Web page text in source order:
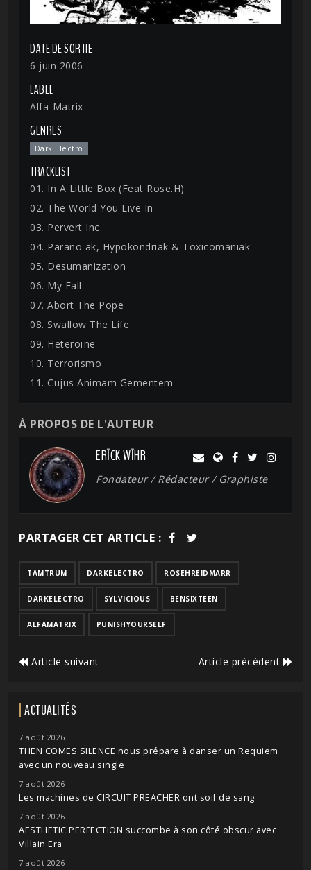
DATE DE SORTIE
6 juin 2006
LABEL
Alfa-Matrix
GENRES
Dark Electro
TRACKLIST
01. In A Little Box (Feat Rose.H)
02. The World You Live In
03. Pervert Inc.
04. Paranoïak, Hypokondriak & Toxicomaniak
05. Desumanization
06. My Fall
07. Abort The Pope
08. Swallow The Life
09. Heteroïne
10. Terrorismo
11. Cujus Animam Gementem
À PROPOS DE L'AUTEUR
ERĪCK WĪHR
Fondateur / Rédacteur / Graphiste
PARTAGER CET ARTICLE :
TAMTRUM DARKELECTRO ROSEHREIDMARR
DARKELECTRO SYLVICIOUS BENSIXTEEN
ALFAMATRIX PUNISHYOURSELF
Article suivant Article précédent
ACTUALITÉS
7 août 2026
THEN COMES SILENCE nous prépare à danser un Requiem
avec un nouveau single
7 août 2026
Les machines de CIRCUIT PREACHER ont soif de sang
7 août 2026
AESTHETIC PERFECTION succombe à son côté obscur avec
Villain Era
7 août 2026